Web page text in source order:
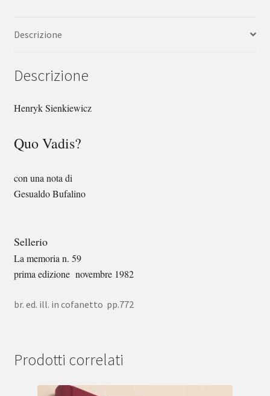
Descrizione
Descrizione
Henryk Sienkiewicz
Quo Vadis?
con una nota di
Gesualdo Bufalino
Sellerio
La memoria n. 59
prima edizione novembre 1982
br. ed. ill. in cofanetto pp.772
Prodotti correlati